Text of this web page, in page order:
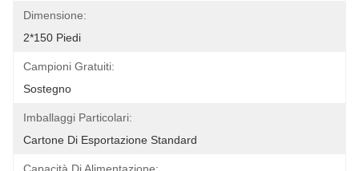
Dimensione:
2*150 Piedi
Campioni Gratuiti:
Sostegno
Imballaggi Particolari:
Cartone Di Esportazione Standard